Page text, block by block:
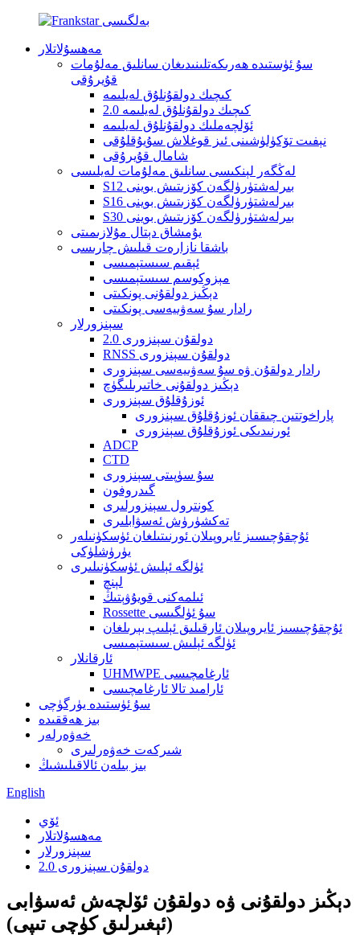
مەھسۇلاتلار
سۇ ئۈستىدە ھەرىكەتلىنىدىغان سانلىق مەلۇمات
قۇيرۇقى
كىچىك دولقۇنلۇق لەيلىمە
كىچىك دولقۇنلۇق لەيلىمە 2.0
ئۆلچەملىك دولقۇنلۇق لەيلىمە
نېفىت تۆكۈلۈشىنى ئىز قوغلاش سۇيۇقلۇقى
شامال قۇيرۇقى
لەڭگەر لېنكىسى سانلىق مەلۇمات لەيلىسى
S12 بىرلەشتۈرۈلگەن كۆزىتىش بوينى
S16 بىرلەشتۈرۈلگەن كۆزىتىش بوينى
S30 بىرلەشتۈرۈلگەن كۆزىتىش بوينى
يۇمشاق دېتال مۇلازىمىتى
باشقا نازارەت قىلىش چارىسى
ئېقىم سىستېمىسى
مېزوكوسم سىستېمىسى
دېڭىز دولقۇنى پونكىتى
رادار سۇ سەۋىيەسى پونكىتى
سېنزورلار
دولقۇن سېنزورى 2.0
RNSS دولقۇن سېنزورى
رادار دولقۇن ۋە سۇ سەۋىيەسى سېنزورى
دېڭىز دولقۇنى خاتىرىلىگۈچ
ئوزۇقلۇق سېنزورى
پاراخوتتىن چىققان ئوزۇقلۇق سېنزورى
ئورنىدىكى ئوزۇقلۇق سېنزورى
ADCP
CTD
سۇ سۈپىتى سېنزورى
گىدروفون
كونترول سېنزورلىرى
تەكشۈرۈش ئەسۋابلىرى
ئۇچقۇچىسىز ئايروپىلان ئورنىتىلغان ئۈسكۈنىلەر
يۈرۈشلۈكى
ئۈلگە ئېلىش ئۈسكۈنىلىرى
لېنچ
ئىلمەكنى قويۇۋېتىڭ
Rossette سۇ ئۈلگىسى
ئۇچقۇچىسىز ئايروپىلان ئارقىلىق ئېلىپ بېرىلغان
ئۈلگە ئېلىش سىستېمىسى
ئارقانلار
UHMWPE ئارغامچىسى
ئارامىد تالا ئارغامچىسى
سۇ ئۈستىدە يۈرگۈچى
بىز ھەققىدە
خەۋەرلەر
شىركەت خەۋەرلىرى
بىز بىلەن ئالاقىلىشىڭ
English
ئۆي
مەھسۇلاتلار
سېنزورلار
دولقۇن سېنزورى 2.0
دېڭىز دولقۇنى ۋە دولقۇن ئۆلچەش ئەسۋابى
(ئېغىرلىق كۈچى تىپى)